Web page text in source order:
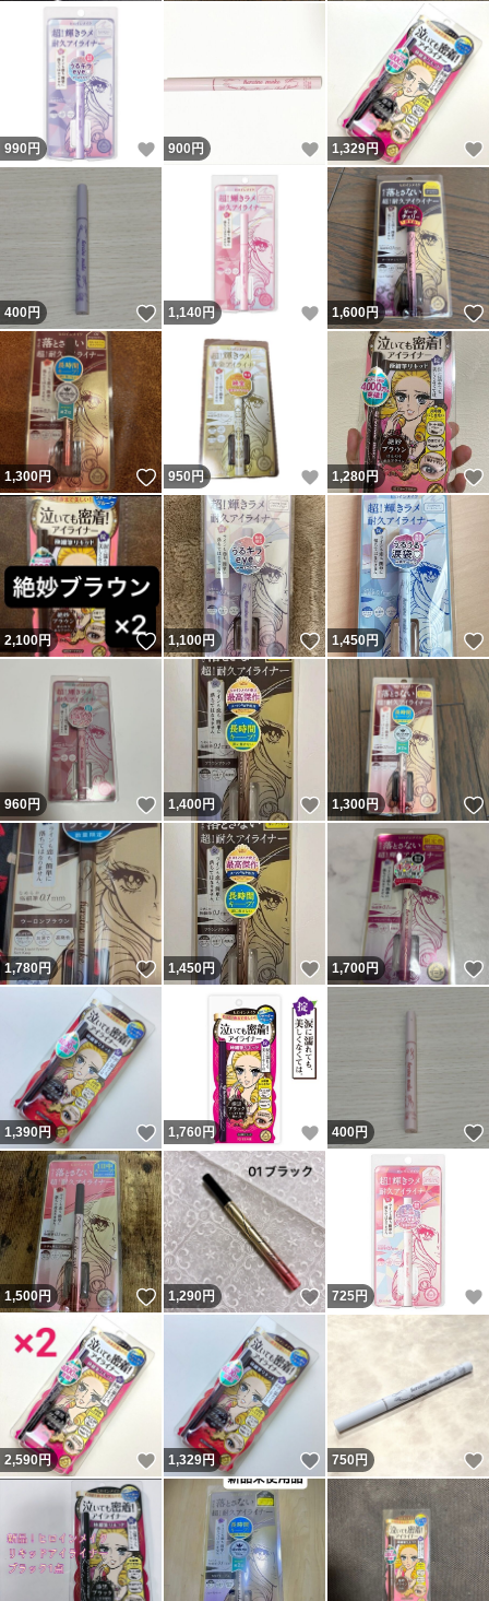
990 円 いいね！
900 円 いいね！
1,329円
400円 いいね！
1,140 円 いいね！
1,600円
1,300円 いいね！
950 円 いいね！
1,280円
2,100円 いいね！
1,100円 いいね！
1,450円
960円 いいね！
1,400円 いいね！
1,300円
1,780円 いいね！
1,450円 いいね！
1,700円
1,390円 いいね！
1,760 円 いいね！
400円
1,500円 いいね！
1,290円 いいね！
725円
2,590円 いいね！
1,329円 いいね！
750 円